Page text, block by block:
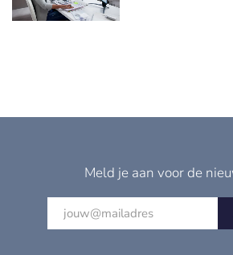
Meld je aan voor de